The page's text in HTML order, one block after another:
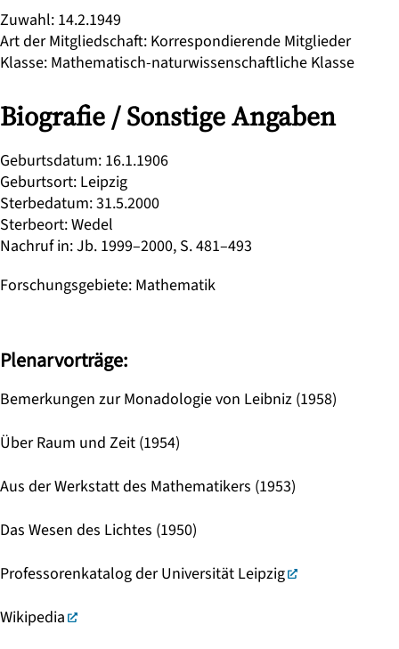
Zuwahl: 14.2.1949
Art der Mitgliedschaft: Korrespondierende Mitglieder
Klasse: Mathematisch-naturwissenschaftliche Klasse
Biografie / Sonstige Angaben
Geburtsdatum: 16.1.1906
Geburtsort: Leipzig
Sterbedatum:31.5.2000
Sterbeort:Wedel
Nachruf in:Jb. 1999–2000, S. 481–493
Forschungsgebiete: Mathematik
Plenarvorträge:
Bemerkungen zur Monadologie von Leibniz (1958)
Über Raum und Zeit (1954)
Aus der Werkstatt des Mathematikers (1953)
Das Wesen des Lichtes (1950)
Professorenkatalog der Universität Leipzig
Wikipedia